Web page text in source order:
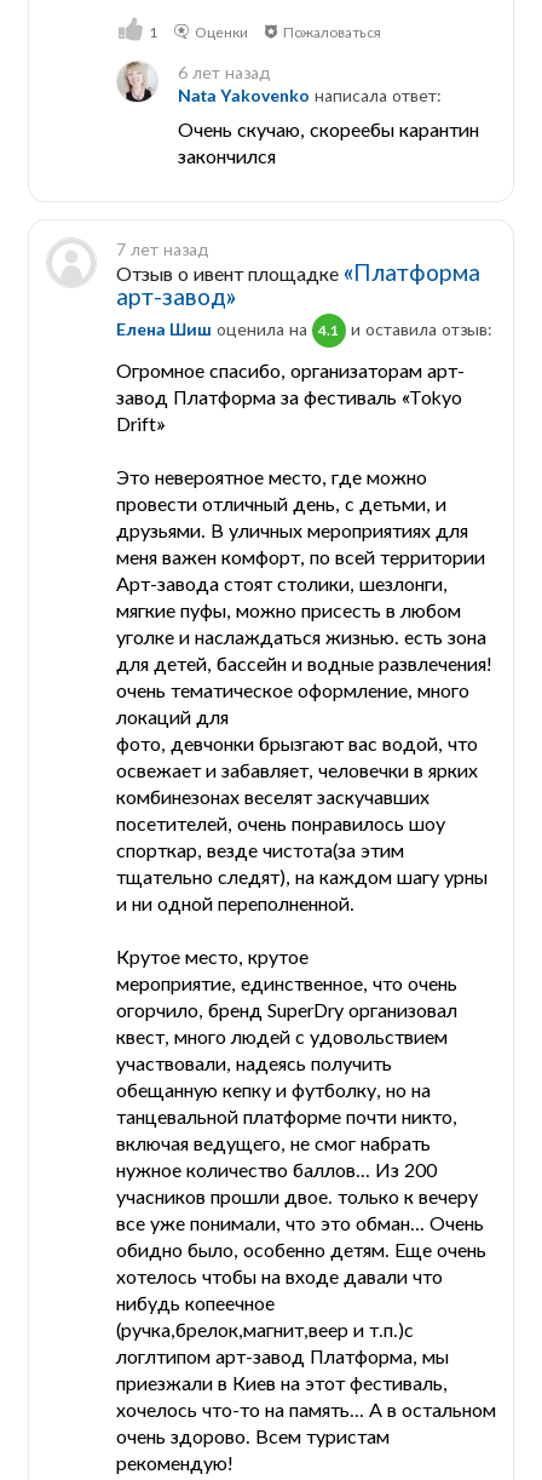
1 Оценки Пожаловаться
6 лет назад
Nata Yakovenko написала ответ:
Очень скучаю, скореебы карантин
закончился
7 лет назад
Отзыв о ивент площадке «Платформа
арт-завод»
Елена Шиш оценила на 4.1 и оставила отзыв:
Огромное спасибо, организаторам арт-
завод Платформа за фестиваль «Tokyo
Drift»
Это невероятное место, где можно
провести отличный день, с детьми, и
друзьями. В уличных мероприятиях для
меня важен комфорт, по всей территории
Арт-завода стоят столики, шезлонги,
мягкие пуфы, можно присесть в любом
уголке и наслаждаться жизнью. есть зона
для детей, бассейн и водные развлечения!
очень тематическое оформление, много
локаций для
фото, девчонки брызгают вас водой, что
освежает и забавляет, человечки в ярких
комбинезонах веселят заскучавших
посетителей, очень понравилось шоу
спорткар, везде чистота(за этим
тщательно следят), на каждом шагу урны
и ни одной переполненной.
Крутое место, крутое
мероприятие, единственное, что очень
огорчило, бренд SuperDry организовал
квест, много людей с удовольствием
участвовали, надеясь получить
обещанную кепку и футболку, но на
танцевальной платформе почти никто,
включая ведущего, не смог набрать
нужное количество баллов... Из 200
учасников прошли двое. только к вечеру
все уже понимали, что это обман... Очень
обидно было, особенно детям. Еще очень
хотелось чтобы на входе давали что
нибудь копеечное
(ручка,брелок,магнит,веер и т.п.)с
логлтипом арт-завод Платформа, мы
приезжали в Киев на этот фестиваль,
хочелось что-то на память... А в остальном
очень здорово. Всем туристам
рекомендую!